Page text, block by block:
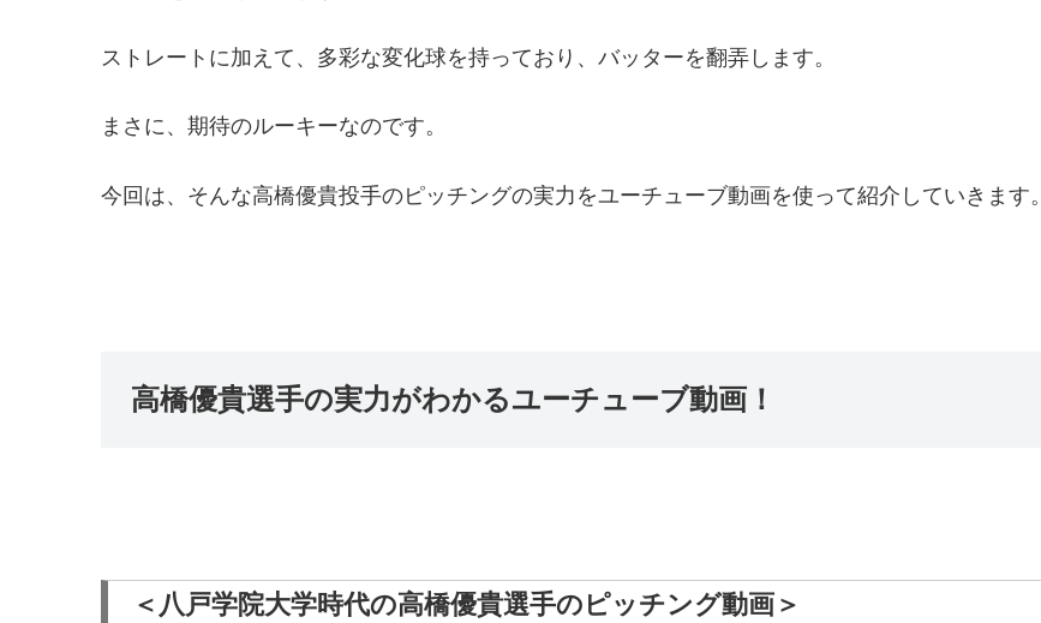
ストレートに加えて、多彩な変化球を持っており、バッターを翻弄します。
まさに、期待のルーキーなのです。
今回は、そんな高橋優貴投手のピッチングの実力をユーチューブ動画を使って紹介していきます。
高橋優貴選手の実力がわかるユーチューブ動画！
＜八戸学院大学時代の高橋優貴選手のピッチング動画＞